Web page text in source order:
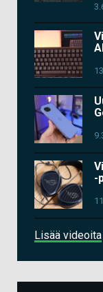
-
Lisää videoita